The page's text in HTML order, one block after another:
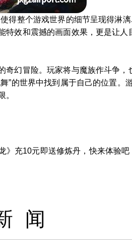
得整个游戏世界的细节呈现得淋
效和震撼的画面效果，更是让人
奇幻冒险。玩家将与魔族作斗争
”的世界中找到属于自己的位置。
。
》充10元即送修炼丹，快来体验吧
闻